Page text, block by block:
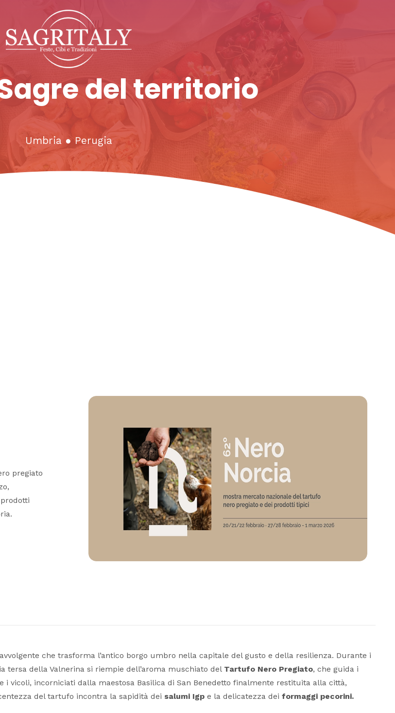
del territorio
Umbria ●Perugia
pregiato
che trasforma l’antico borgo umbro nella capitale del gusto e della resilienza. Durante i
tersa della Valnerina si riempie dell’aroma muschiato del Tartufo Nero Pregiato, che guida i
vicoli, incorniciati dalla maestosa Basilica di San Benedetto finalmente restituita alla città,
del tartufo incontra la sapidità dei salumi Igp e la delicatezza dei formaggi pecorini.